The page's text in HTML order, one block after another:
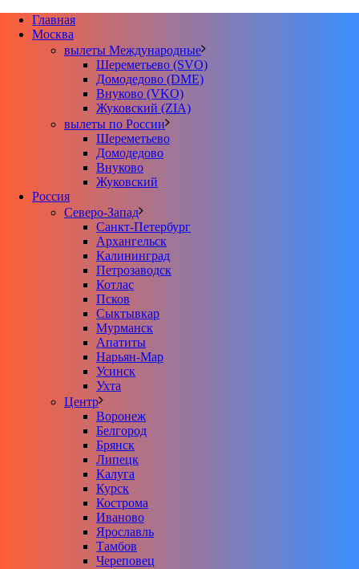
Главная
Москва
вылеты Международные
Шереметьево (SVO)
Домодедово (DME)
Внуково (VKO)
Жуковский (ZIA)
вылеты по России
Шереметьево
Домодедово
Внуково
Жуковский
Россия
Северо-Запад
Санкт-Петербург
Архангельск
Калининград
Петрозаводск
Котлас
Псков
Сыктывкар
Мурманск
Апатиты
Нарьян-Мар
Усинск
Ухта
Центр
Воронеж
Белгород
Брянск
Липецк
Калуга
Курск
Кострома
Иваново
Ярославль
Тамбов
Череповец